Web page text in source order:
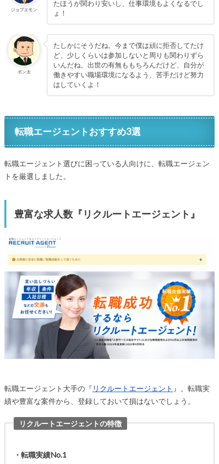
ジョブエモン
たほうが関わり安いし、仕事環境もよくなるでし
ょ！
ポン太
たしかにそうだね。今まで僕は頑に拒否してたけ
ど、少しくらいは参加しないと周りも関わりずら
いんだね。出世の有無ももちろんだけど、自分が
働きやすい職場環境になるよう、苦手だけど努力
はしていくよ！
転職エージェントおすすめ3選
転職エージェント選びに困っている人向けに、転職エージェン
トを厳選しました。
豊富な求人数『リクルートエージェント』
転職エージェント大手の『 リクルートエージェント 』。転職実
績や豊富な案件から、登録しておいて損はないでしょう。
リクルートエージェントの特徴
・転職実績No.1